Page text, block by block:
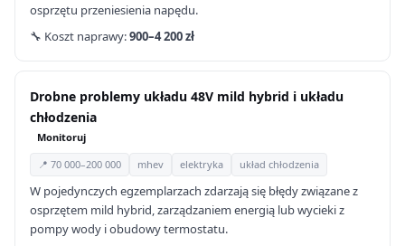
osprzętu przeniesienia napędu.
🔧 Koszt naprawy:900–4 200 zł
Drobne problemy układu 48V mild hybrid i układu
chłodzenia
Monitoruj
📍 70 000–200 000
mhev elektryka układ chłodzenia
W pojedynczych egzemplarzach zdarzają się błędy związane z
osprzętem mild hybrid, zarządzaniem energią lub wycieki z
pompy wody i obudowy termostatu.